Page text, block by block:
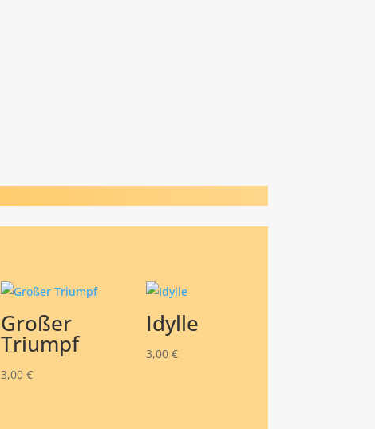
Großer
Triumpf
3,00 €
Idylle
3,00€